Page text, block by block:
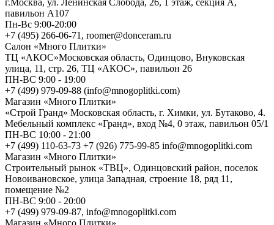
павильон А107
Пн-Вс 9:00-20:00
+7 (495) 266-06-71, roomer@donceram.ru
Салон «Много Плитки»
ТЦ «АКОС»Московская область, Одинцово, Внуковская
улица, 11, стр. 26, ТЦ «АКОС», павильон 26
ПН-ВС 9:00 - 19:00
+7 (499) 979-09-88 (info@mnogoplitki.com)
Магазин «Много Плитки»
«Строй Гранд» Московская область, г. Химки, ул. Бутаково, 4.
Мебельный комплекс «Гранд», вход №4, 0 этаж, павильон 05/1
ПН-ВС 10:00 - 21:00
+7 (499) 110-63-73 +7 (926) 775-99-85 info@mnogoplitki.com
Магазин «Много Плитки»
Cтроительный рынок «ТВЦ», Одинцовский район, поселок
Новоивановское, улица Западная, строение 18, ряд 11,
помещение №2
ПН-ВС 9:00 - 20:00
+7 (499) 979-09-87, info@mnogoplitki.com
Магазин «Много Плитки»